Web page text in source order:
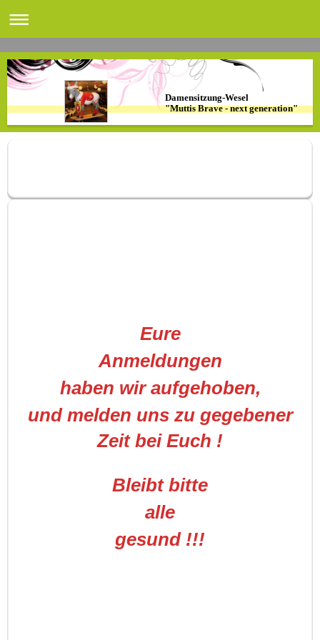
Damensitzung-Wesel
"Muttis Brave - next generation"
Eure
Anmeldungen
haben wir aufgehoben,
und melden uns zu gegebener
Zeit bei Euch !
Bleibt bitte
alle
gesund !!!